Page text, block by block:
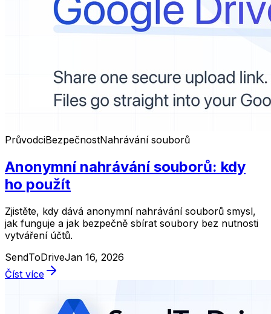
PrůvodciBezpečnostNahrávání souborů
Anonymní nahrávání souborů: kdy
ho použít
Zjistěte, kdy dává anonymní nahrávání souborů smysl,
jak funguje a jak bezpečně sbírat soubory bez nutnosti
vytváření účtů.
SendToDriveJan 16, 2026
Číst více